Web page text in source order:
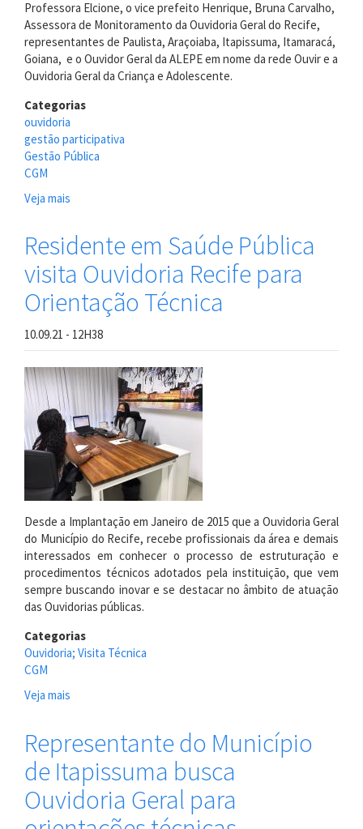
Professora Elcione, o vice prefeito Henrique, Bruna Carvalho,
Assessora de Monitoramento da Ouvidoria Geral do Recife,
representantes de Paulista, Araçoiaba, Itapissuma, Itamaracá,
Goiana, e o Ouvidor Geral da ALEPE em nome da rede Ouvir e a
Ouvidoria Geral da Criança e Adolescente.
Categorias
ouvidoria
gestão participativa
Gestão Pública
CGM
Veja mais
participa
de
Encontro
de
Ouvidores
Região
Metropolitana
Norte
Residente em Saúde Pública
visita Ouvidoria Recife para
Orientação Técnica
10.09.21 - 12H38
Desde a Implantação em Janeiro de 2015 que a Ouvidoria Geral
do Município do Recife, recebe profissionais da área e demais
interessados em conhecer o processo de estruturação e
procedimentos técnicos adotados pela instituição, que vem
sempre buscando inovar e se destacar no âmbito de atuação
das Ouvidorias públicas.
Categorias
Ouvidoria; Visita Técnica
CGM
Veja mais
Saúde
Pública
visita
Ouvidoria
Representante do Município
de Itapissuma busca
Ouvidoria Geral para